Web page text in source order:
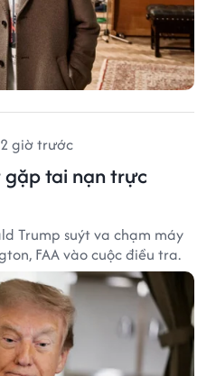
2 giờ trước
gặp tai nạn trực
Trump suýt va chạm máy
FAA vào cuộc điều tra.